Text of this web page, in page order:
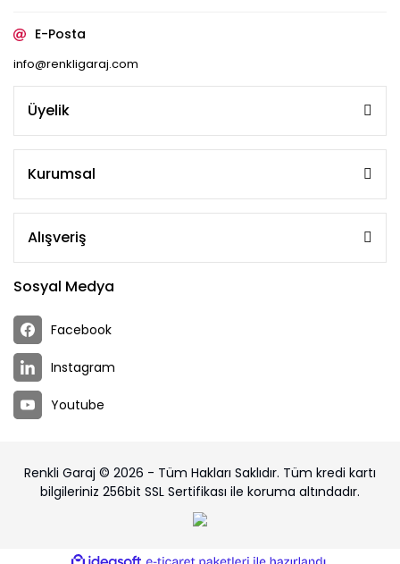
E-Posta
info@renkligaraj.com
Üyelik
Kurumsal
Alışveriş
Sosyal Medya
Facebook
Instagram
Youtube
Renkli Garaj © 2026 - Tüm Hakları Saklıdır. Tüm kredi kartı
bilgileriniz 256bit SSL Sertifikası ile koruma altındadır.